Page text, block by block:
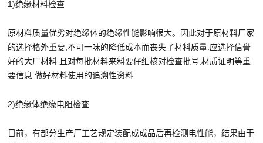
1)绝缘材料检查
原材料质量优劣对绝缘体的绝缘性能影响很大。因此对于原材料厂家
的选择格外重要,不可一味的降低成本而丧失了材料质量.应选择信誉
好的大厂材料.且对每批材料来料要仔细核对检查批号,材质证明等重
要信息.做好材料使用的追溯性资料.
2)绝缘体绝缘电阻检查
目前，有部分生产厂工艺规定装配成成品后再检测电性能，结果由于